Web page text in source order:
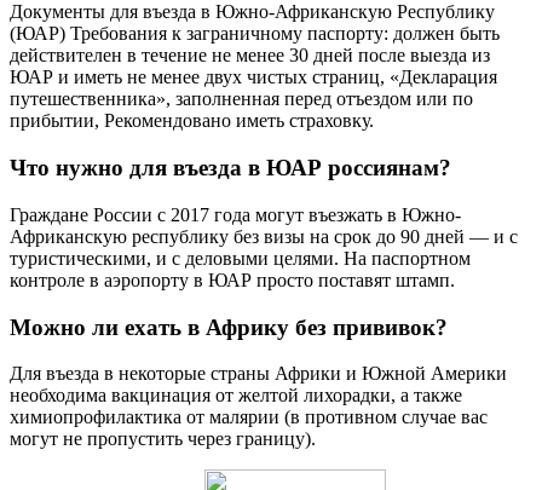
Документы для въезда в Южно-Африканскую Республику
(ЮАР) Требования к заграничному паспорту: должен быть
действителен в течение не менее 30 дней после выезда из
ЮАР и иметь не менее двух чистых страниц, «Декларация
путешественника», заполненная перед отъездом или по
прибытии, Рекомендовано иметь страховку.
Что нужно для въезда в ЮАР россиянам?
Граждане России с 2017 года могут въезжать в Южно-
Африканскую республику без визы на срок до 90 дней — и с
туристическими, и с деловыми целями. На паспортном
контроле в аэропорту в ЮАР просто поставят штамп.
Можно ли ехать в Африку без прививок?
Для въезда в некоторые страны Африки и Южной Америки
необходима вакцинация от желтой лихорадки, а также
химиопрофилактика от малярии (в противном случае вас
могут не пропустить через границу).